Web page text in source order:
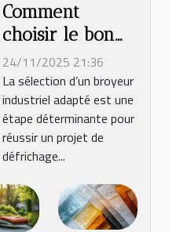
Comment
choisir le bon
broyeur
industriel pour
votre projet de
défrichage ?
24/11/2025 21:36
La sélection d’un broyeur
industriel adapté est une
étape déterminante pour
réussir un projet de
défrichage...